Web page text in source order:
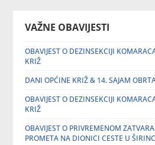
VAŽNE OBAVIJESTI
OBAVIJEST O DEZINSEKCIJI
KRIŽ
DANI OPĆINE KRIŽ & 14. SAJAM
OBAVIJEST O DEZINSEKCIJI
KRIŽ
OBAVIJEST O PRIVREMENOM
PROMETA NA DIONICI CESTE U